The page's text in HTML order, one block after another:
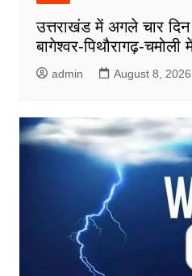
उत्तराखंड में अगले चार दिन
बागेश्वर-पिथौरागढ़-चमोली
admin August 8, 2026